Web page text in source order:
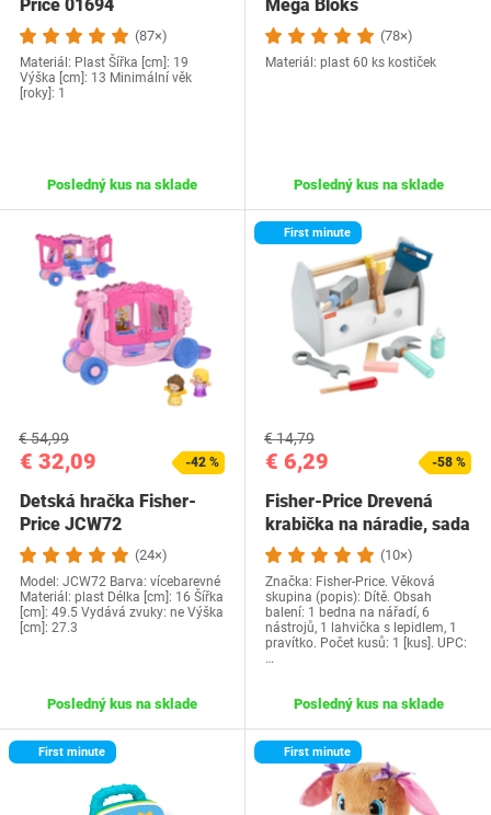
Price 01694
(87×)
Materiál: Plast Šířka [cm]: 19
Výška [cm]: 13 Minimální věk
[roky]: 1
Posledný kus na sklade
Mega Bloks
(78×)
Materiál: plast 60 ks kostiček
Posledný kus na sklade
€ 32,09
€ 54,99
-42 %
Detská hračka Fisher-
Price JCW72
(24×)
Model: JCW72 Barva: vícebarevné
Materiál: plast Délka [cm]: 16 Šířka
[cm]: 49.5 Vydává zvuky: ne Výška
[cm]: 27.3
Posledný kus na sklade
First minute
€ 6,29
€ 14,79
-58 %
Fisher-Price Drevená
krabička na náradie, sada
na hranie…
(10×)
Značka: Fisher-Price. Věková
skupina (popis): Dítě. Obsah
balení: 1 bedna na nářadí, 6
nástrojů, 1 lahvička s lepidlem, 1
pravítko. Počet kusů: 1 [kus]. UPC:
…
Posledný kus na sklade
First minute First minute